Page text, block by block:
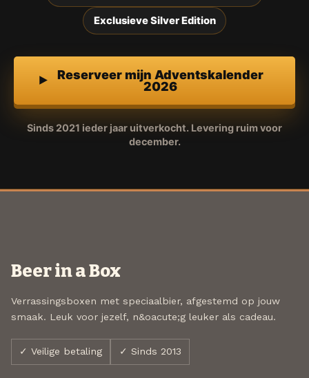
Exclusieve Silver Edition
Reserveer mijn Adventskalender
2026
Sinds 2021 ieder jaar uitverkocht. Levering ruim voor
december.
Beer in a Box
Verrassingsboxen met speciaalbier, afgestemd op jouw
smaak. Leuk voor jezelf, n&oacute;g leuker als cadeau.
✓ Veilige betaling ✓ Sinds 2013